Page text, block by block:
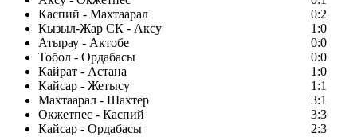
Каспий - Махтаарал
0:2
Кызыл-Жар СК - Аксу
1:0
Атырау - Актобе
0:0
Тобол - Ордабасы
0:0
Кайрат - Астана
1:0
Кайсар - Жетысу
1:1
Махтаарал - Шахтер
3:1
Окжетпес - Каспий
3:3
Кайсар - Ордабасы
2:3